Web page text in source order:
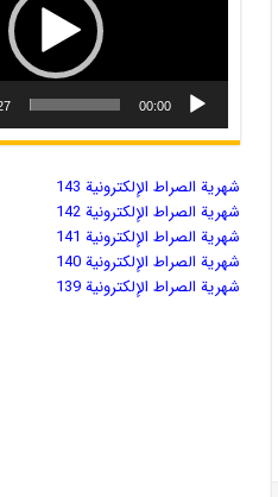
00:00
شهریة الصراط الإلكترونية 143
شهریة الصراط الإلكترونية 142
شهریة الصراط الإلكترونية 141
شهریة الصراط الإلكترونية 140
شهریة الصراط الإلكترونية 139